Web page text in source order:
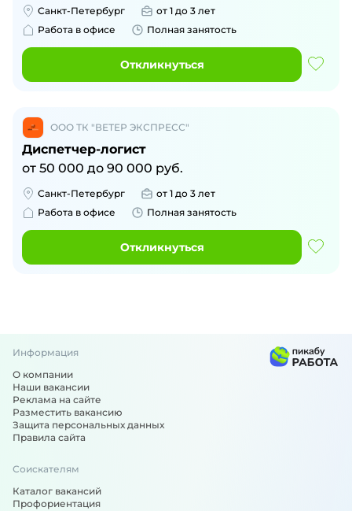
Санкт-Петербург
от 1 до 3 лет
Работа в офисе
Полная занятость
Откликнуться
ООО ТК "ВЕТЕР ЭКСПРЕСС"
Диспетчер-логист
от 50 000 до 90 000 руб.
Санкт-Петербург
от 1 до 3 лет
Работа в офисе
Полная занятость
Откликнуться
Информация
О компании
Наши вакансии
Реклама на сайте
Разместить вакансию
Защита персональных данных
Правила сайта
Соискателям
Каталог вакансий
Профориентация